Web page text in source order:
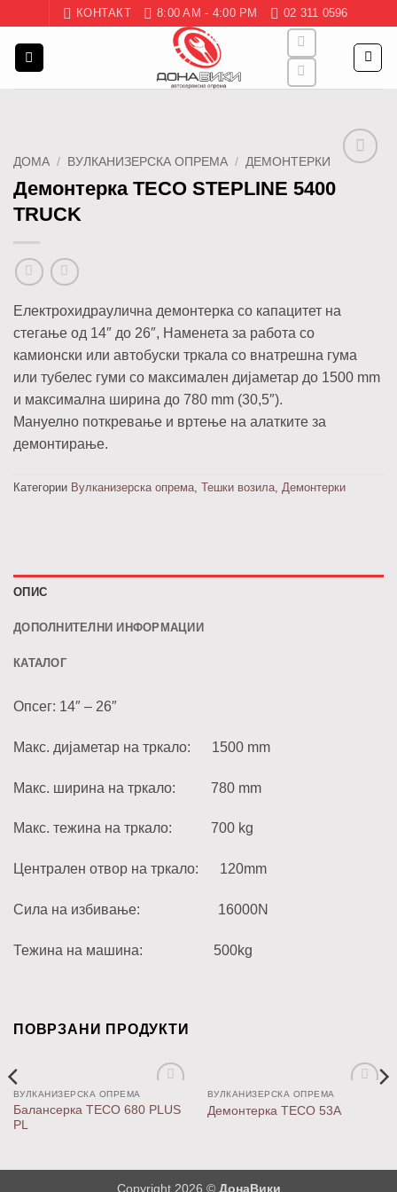
content
КОНТАКТ 8:00 AM - 4:00 PM 02 311 0596
ДОМА / ВУЛКАНИЗЕРСКА ОПРЕМА / ДЕМОНТЕРКИ
Демонтерка TECO STEPLINE 5400
TRUCK
Електрохидраулична демонтерка со капацитет на
стегање од 14″ до 26″, Наменета за работа со
камионски или автобуски тркала со внатрешна гума
или тубелес гуми со максимален дијаметар до 1500 mm
и максимална ширина до 780 mm (30,5″).
Мануелно поткревање и вртење на алатките за
демонтирање.
Категории Вулканизерска опрема, Тешки возила, Демонтерки
ОПИС
ДОПОЛНИТЕЛНИ ИНФОРМАЦИИ
КАТАЛОГ
Опсег: 14″ – 26″
Макс. дијаметар на тркало: 1500 mm
Макс. ширина на тркало: 780 mm
Макс. тежина на тркало: 700 kg
Централен отвор на тркало: 120mm
Сила на избивање: 16000N
Тежина на машина: 500kg
ПОВРЗАНИ ПРОДУКТИ
во
ВУЛКАНИЗЕРСКА ОПРЕМА
Балансерка TECO 680 PLUS
PL
ВУЛКАНИЗЕРСКА ОПРЕМА
Демонтерка TECO 53A
Copyright 2026 © ДонаВики